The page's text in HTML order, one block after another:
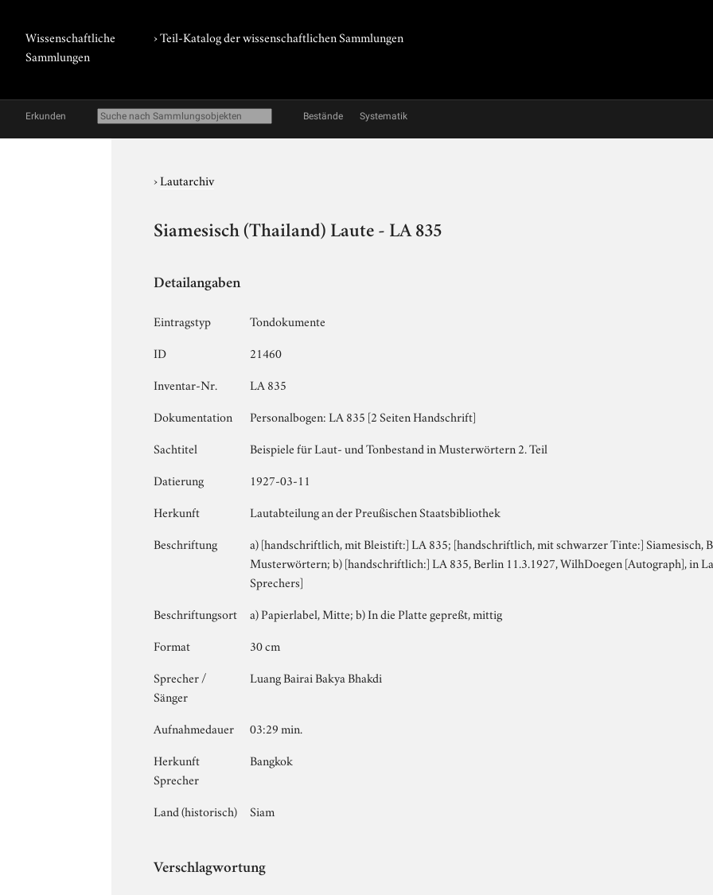
Wissenschaftliche
Sammlungen
› Teil-Katalog der wissenschaftlichen Sammlungen
Erkunden Bestände Systematik
›Lautarchiv
Siamesisch (Thailand) Laute - LA 835
Detailangaben
Eintragstyp
Tondokumente
ID
21460
Inventar-Nr.
LA 835
Dokumentation
Personalbogen: LA 835 [2 Seiten Handschrift]
Sachtitel
Beispiele für Laut- und Tonbestand in Musterwörtern 2. Teil
Datierung
1927-03-11
Herkunft
Lautabteilung an der Preußischen Staatsbibliothek
Beschriftung
a) [handschriftlich, mit Bleistift:] LA 835; [handschriftlich, mit schwarzer Tinte:] Siamesisch,
Musterwörtern; b) [handschriftlich:] LA 835, Berlin 11.3.1927, WilhDoegen [Autograph], in
Sprechers]
Beschriftungsort
a) Papierlabel, Mitte; b) In die Platte gepreßt, mittig
Format
30 cm
Sprecher /
Sänger
Luang Bairai Bakya Bhakdi
Aufnahmedauer
03:29 min.
Herkunft
Sprecher
Bangkok
Land (historisch) Siam
Verschlagwortung